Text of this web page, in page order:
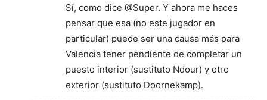
Sí, como dice @Super. Y ahora me haces
pensar que esa (no este jugador en
particular) puede ser una causa más para
Valencia tener pendiente de completar un
puesto interior (sustituto Ndour) y otro
exterior (sustituto Doornekamp).